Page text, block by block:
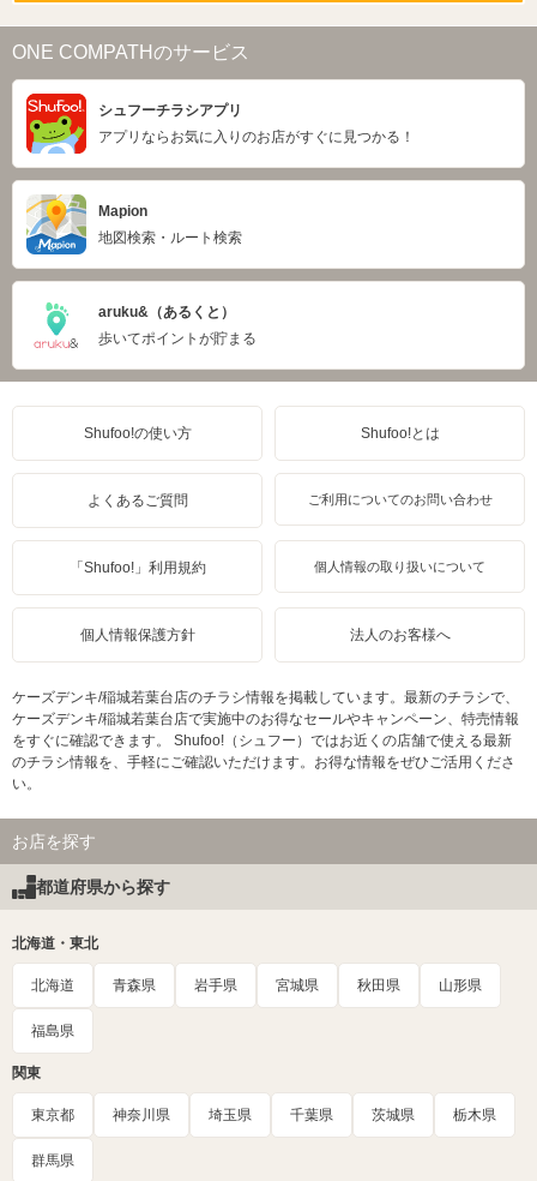
ONE COMPATHのサービス
シュフーチラシアプリ
アプリならお気に入りのお店がすぐに見つかる！
Mapion
地図検索・ルート検索
aruku&（あるくと）
歩いてポイントが貯まる
Shufoo!の使い方 Shufoo!とは
よくあるご質問 ご利用についてのお問い合わせ
「Shufoo!」利用規約 個人情報の取り扱いについて
個人情報保護方針 法人のお客様へ
ケーズデンキ/稲城若葉台店のチラシ情報を掲載しています。最新のチラシで、
ケーズデンキ/稲城若葉台店で実施中のお得なセールやキャンペーン、特売情報
をすぐに確認できます。 Shufoo!（シュフー）ではお近くの店舗で使える最新
のチラシ情報を、手軽にご確認いただけます。お得な情報をぜひご活用くださ
い。
お店を探す
都道府県から探す
北海道・東北
北海道 青森県 岩手県 宮城県 秋田県 山形県
福島県
関東
東京都 神奈川県 埼玉県 千葉県 茨城県 栃木県
群馬県